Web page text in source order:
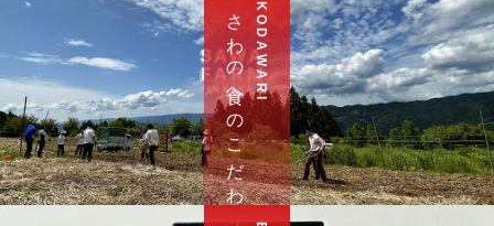
K O D A W A R I
さ わ の 食 へ の こ だ わ り